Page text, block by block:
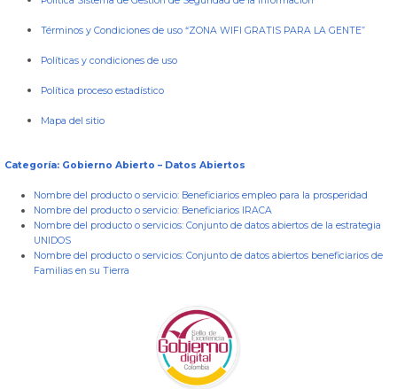
Términos y Condiciones de uso “ZONA WIFI GRATIS PARA LA GENTE”
Políticas y condiciones de uso
Política proceso estadístico
Mapa del sitio
Categoría: Gobierno Abierto – Datos Abiertos
Nombre del producto o servicio: Beneficiarios empleo para la prosperidad
Nombre del producto o servicio: Beneficiarios IRACA
Nombre del producto o servicios: Conjunto de datos abiertos de la estrategia
UNIDOS
Nombre del producto o servicios: Conjunto de datos abiertos beneficiarios de
Familias en su Tierra